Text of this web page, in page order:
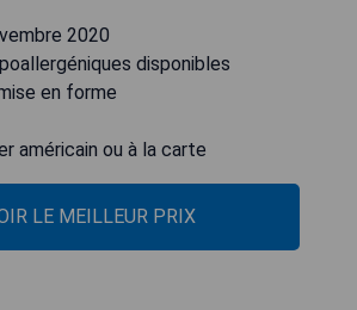
2020
disponibles
en forme
américain ou à la carte
LE MEILLEUR PRIX